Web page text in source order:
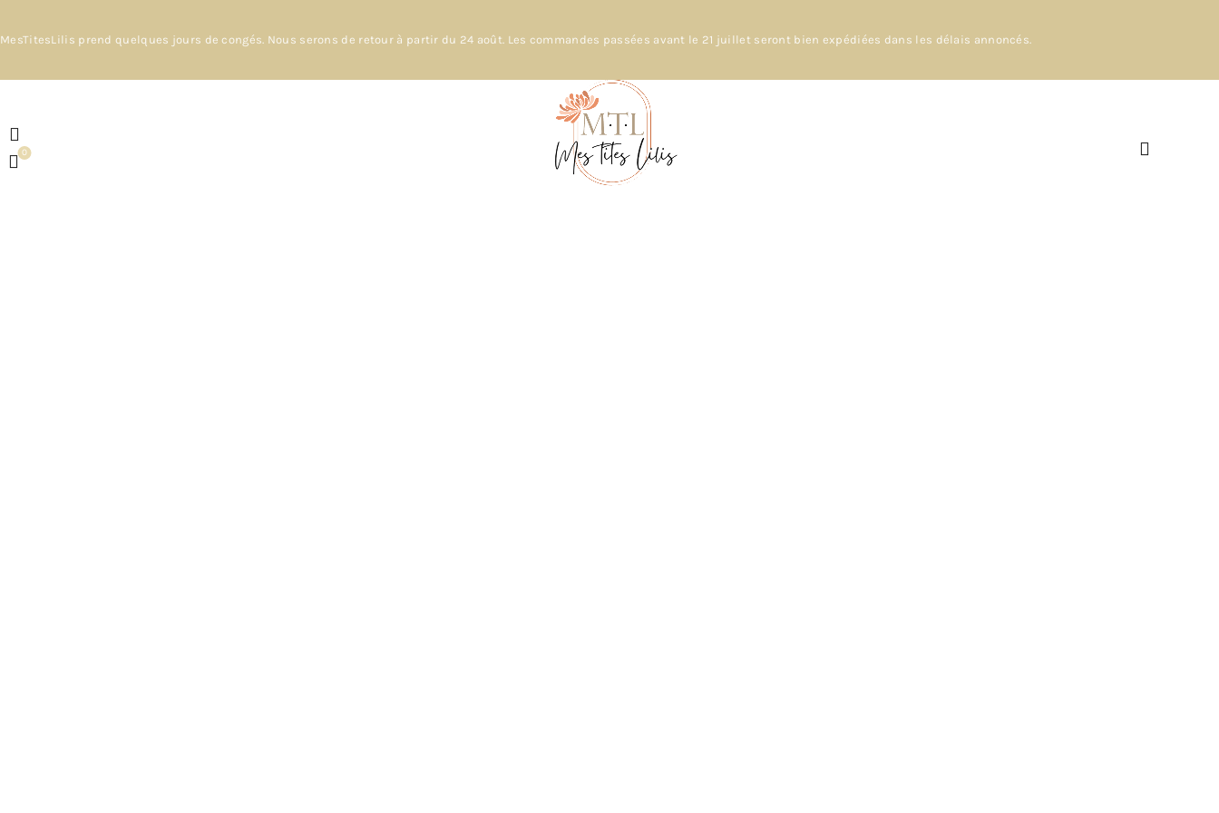
MesTitesLilis prend quelques jours de congés. Nous serons de retour à partir du 24 août. Les commandes passées avant le 21 juillet seront bien expédiées dans les délais annoncés.
0